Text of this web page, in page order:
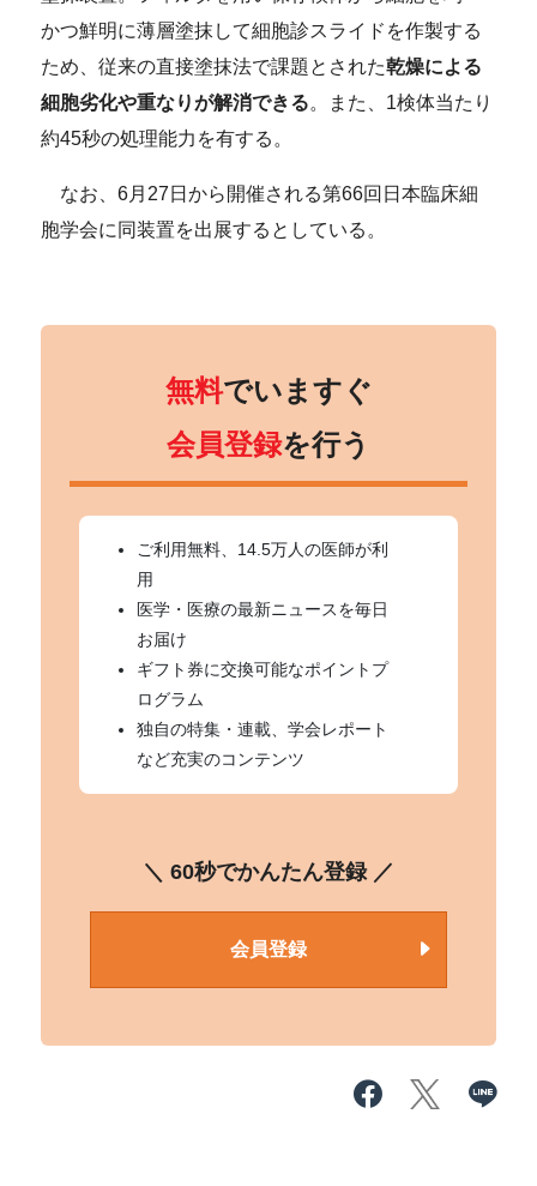
かつ鮮明に薄層塗抹して細胞診スライドを作製する
ため、従来の直接塗抹法で課題とされた乾燥による
細胞劣化や重なりが解消できる。また、1検体当たり
約45秒の処理能力を有する。
なお、6月27日から開催される第66回日本臨床細
胞学会に同装置を出展するとしている。
無料でいますぐ
会員登録を行う
ご利用無料、14.5万人の医師が利
用
医学・医療の最新ニュースを毎日
お届け
ギフト券に交換可能なポイントプ
ログラム
独自の特集・連載、学会レポート
など充実のコンテンツ
＼ 60秒でかんたん登録 ／
会員登録